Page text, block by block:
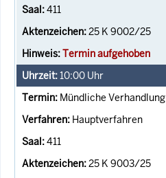
411
25 K 9002/25
Termin aufgehoben
10:00 Uhr
Mündliche Verhandlung
Hauptverfahren
411
25 K 9003/25